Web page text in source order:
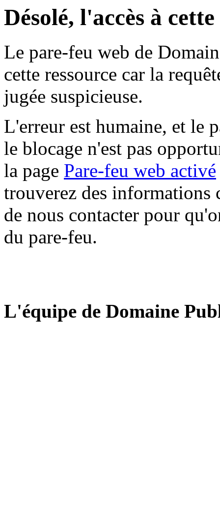
Désolé, l'accès à
Le pare-feu web de
cette ressource car la
jugée suspicieuse.
L'erreur est humaine, et le
le blocage n'est pas
la page Pare-feu web activé
trouverez des informations
de nous contacter pour
du pare-feu.
L'équipe de Domaine